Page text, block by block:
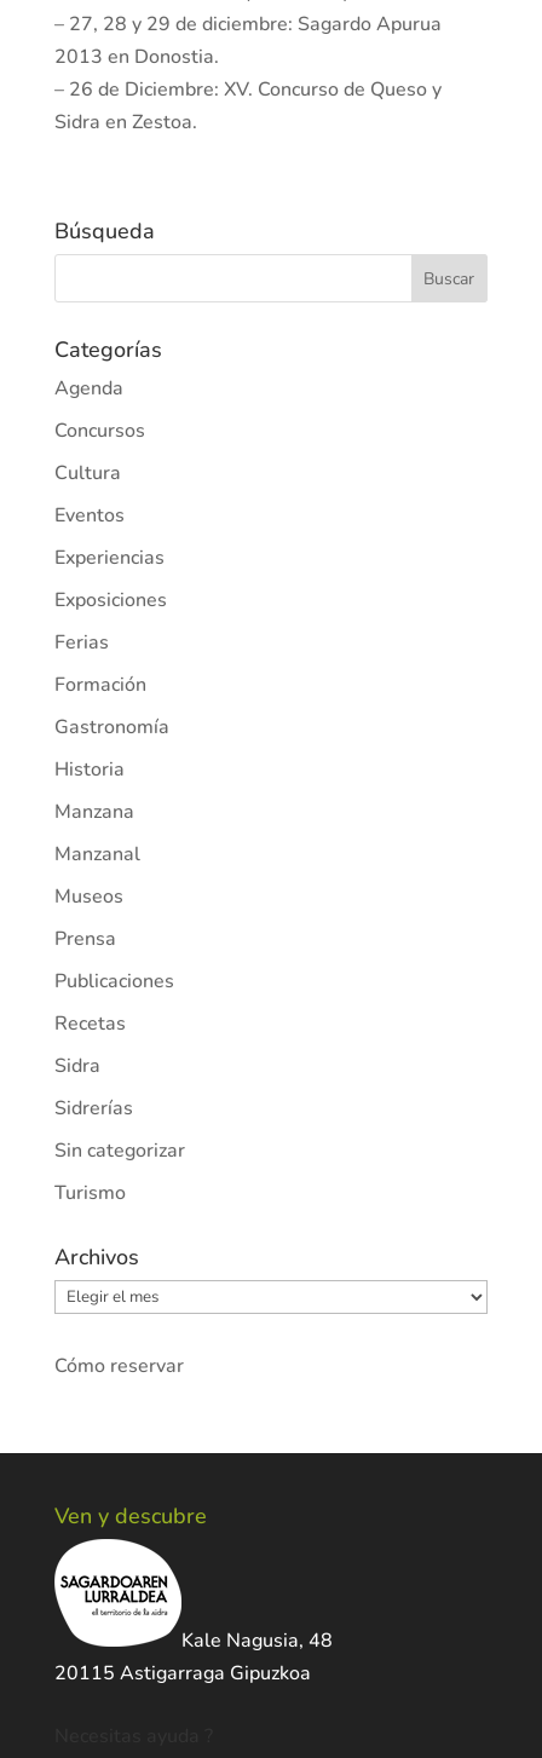
– 27, 28 y 29 de diciembre: Sagardo Apurua
2013 en Donostia.
– 26 de Diciembre: XV. Concurso de Queso y
Sidra en Zestoa.
Búsqueda
Categorías
Agenda
Concursos
Cultura
Eventos
Experiencias
Exposiciones
Ferias
Formación
Gastronomía
Historia
Manzana
Manzanal
Museos
Prensa
Publicaciones
Recetas
Sidra
Sidrerías
Sin categorizar
Turismo
Archivos
Archivos
Cómo reservar
Ven y descubre
Kale Nagusia, 48
20115 Astigarraga Gipuzkoa